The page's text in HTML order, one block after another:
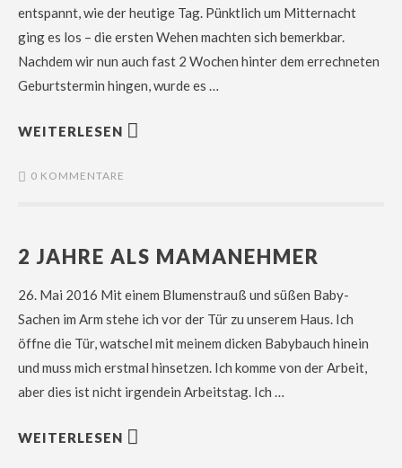
entspannt, wie der heutige Tag. Pünktlich um Mitternacht
ging es los – die ersten Wehen machten sich bemerkbar.
Nachdem wir nun auch fast 2 Wochen hinter dem errechneten
Geburtstermin hingen, wurde es …
WEITERLESEN
0 KOMMENTARE
2 JAHRE ALS MAMANEHMER
26. Mai 2016 Mit einem Blumenstrauß und süßen Baby-
Sachen im Arm stehe ich vor der Tür zu unserem Haus. Ich
öffne die Tür, watschel mit meinem dicken Babybauch hinein
und muss mich erstmal hinsetzen. Ich komme von der Arbeit,
aber dies ist nicht irgendein Arbeitstag. Ich …
WEITERLESEN